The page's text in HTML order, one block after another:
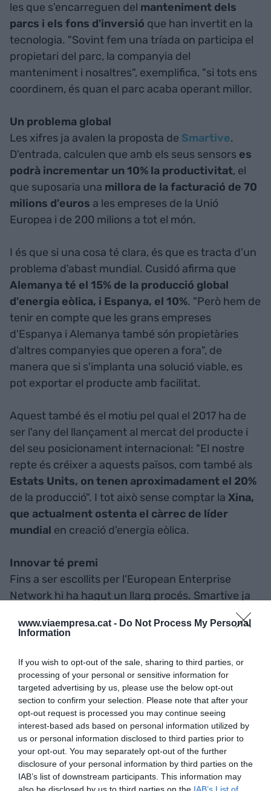
www.viaempresa.cat - Do Not Process My Personal
Information
If you wish to opt-out of the sale, sharing to third parties, or
processing of your personal or sensitive information for
targeted advertising by us, please use the below opt-out
section to confirm your selection. Please note that after your
opt-out request is processed you may continue seeing
interest-based ads based on personal information utilized by
us or personal information disclosed to third parties prior to
your opt-out. You may separately opt-out of the further
disclosure of your personal information by third parties on the
IAB’s list of downstream participants. This information may
les que s'encarreguen del manteniment dels
parcs i els fons d'inversió que han invertit en la
tecnologia. "Sovint fem una tríada on participa el
propietari del parc, la companyia del
manteniment i nosaltres", exemplifica, "si tots ens
coordinem, és quan el parc acaba operant millor.
Un problema global
Les xifres ja avalen la proposta de Smartive.
D'entrada, calculen que amb els seus sensors es
podrà incrementar un 10% la productivitat, el
que suposaria una millora de la facturació de 70
milions d'euros a les empreses de la Unió
Europea i de 200 milions a tot el món.
I és que si una cosa té clara, és que es tracta d'un
problema d'abast mundial. Cusidó afirma que
Alemanya té el 15% de la producció global
d'energia eòlica, i Espanya, el 10%. "Però hem de
tenir en compte que les grans empreses
d'Espanya i Alemanya també són propietàries
d'altres companyies que operen a fora", de
manera que si s'implanta una solució viable, es
pot exportar el producte amb facilitat.
Aquest també és el motiu pel qual el 2017 ha de
ser l'any del llançament al mercat del producte i
del seu posicionament internacional: "El nostre
repte és créixer a aquests països, com també als
Estats Units, on tenen aproximadament el 20%
de la producció". I tot això sense comptar la Xina,
que actualment ostenta el càrrec de líder
mundial en creació d'energia eòlica.
Innovar té premi
Fins a ser escollits per l'European Enterprise
Network hi ha hagut un llarg procés. Smartive ja
destinat a pimes innovadores que consta de
de mercat i valorar si el producte és viable; i la
segona, per fer els prototips. Si es passen les dues
fases, pot suposar un ingrés de fins a55 milions
d'euros, una quantia amb la que la startup ha
pogut comptar per desenvolupar el projecte.
Tot això,de la mà d'Acció, l'organisme català que
els va situar en la llista de les pimes més